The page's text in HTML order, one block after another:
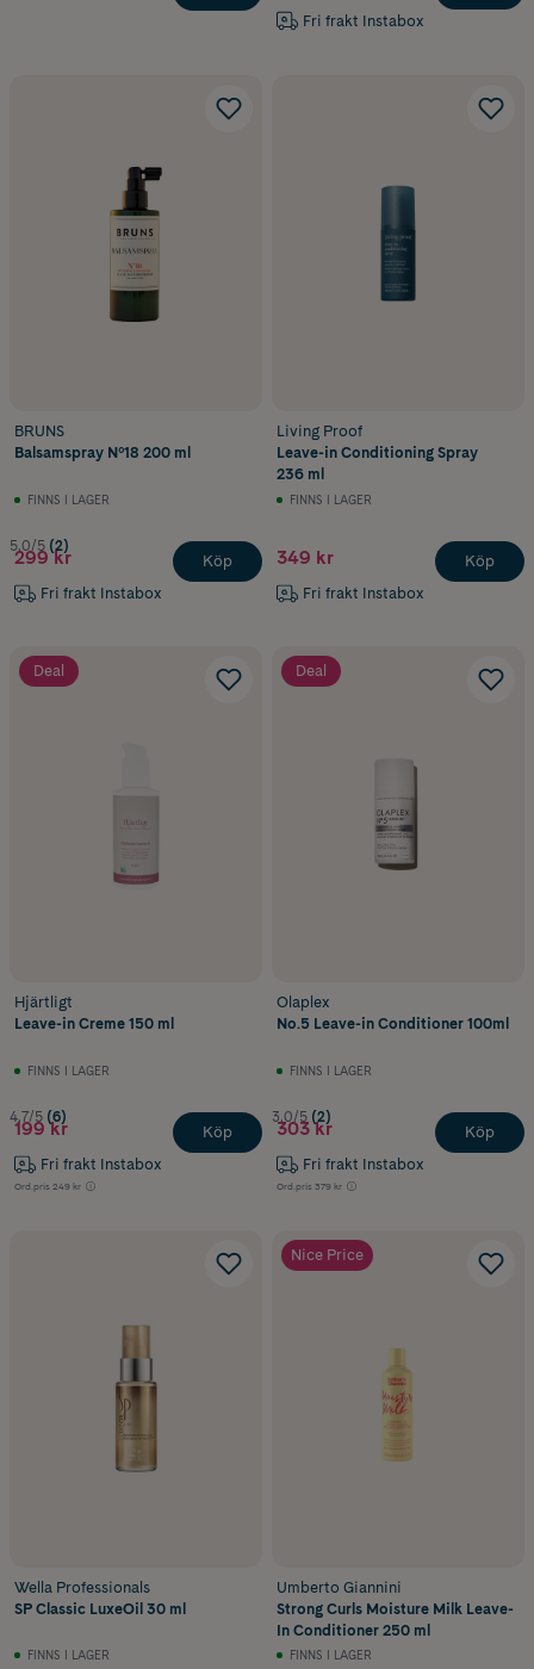
Fri frakt Instabox
BRUNS
Balsamspray Nº18 200 ml
FINNS I LAGER
5.0/5 (2)
299 kr
Fri frakt Instabox
Köp
Living Proof
Leave-in Conditioning Spray
236 ml
FINNS I LAGER
349 kr
Fri frakt Instabox
Köp
Deal
Hjärtligt
Leave-in Creme 150 ml
FINNS I LAGER
4.7/5 (6)
199 kr
Fri frakt Instabox
Ord.pris 249 kr
Köp
Deal
Olaplex
No.5 Leave-in Conditioner 100ml
FINNS I LAGER
3.0/5 (2)
303 kr
Fri frakt Instabox
Ord.pris 379 kr
Köp
Wella Professionals
SP Classic LuxeOil 30 ml
FINNS I LAGER
Nice Price
Umberto Giannini
Strong Curls Moisture Milk Leave-
In Conditioner 250 ml
FINNS I LAGER